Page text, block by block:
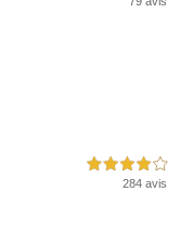
4,0 étoiles sur 5
284 avis